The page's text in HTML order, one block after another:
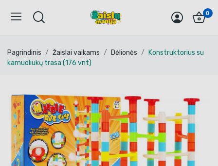
0
Pagrindinis Žaislai vaikams Dėlionės
Konstruktorius su
kamuoliukų trasa (176 vnt)